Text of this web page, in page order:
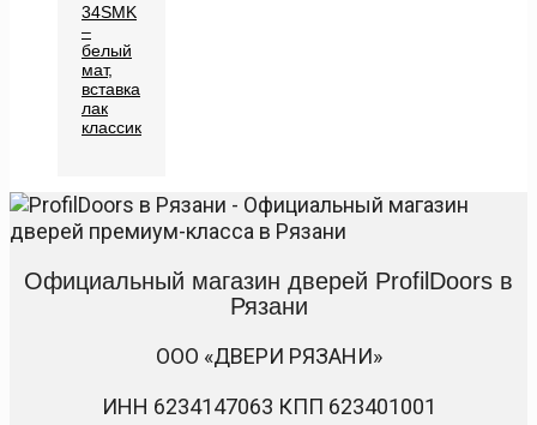
34SMK
–
белый
мат,
вставка
лак
классик
Официальный магазин дверей ProfilDoors в
Рязани
ООО «ДВЕРИ РЯЗАНИ»
ИНН 6234147063 КПП 623401001